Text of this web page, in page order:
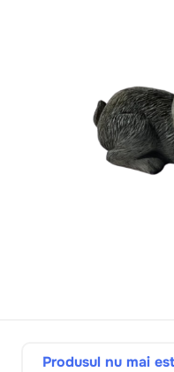
Produsul nu mai